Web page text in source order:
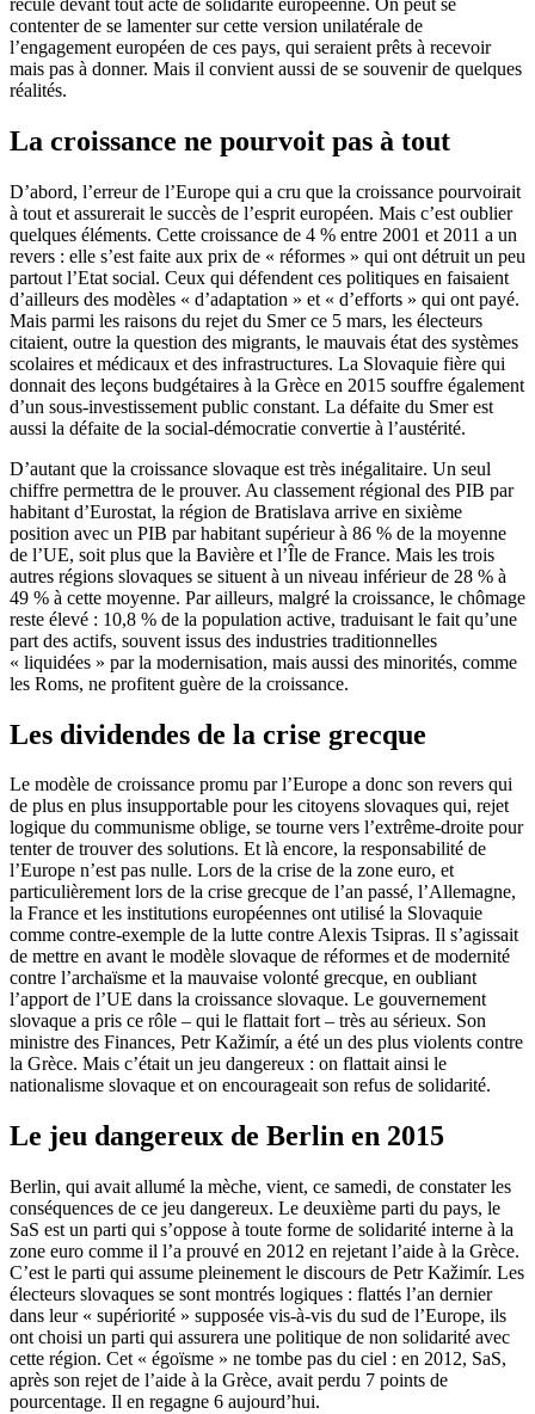
contenter de se lamenter sur cette version unilatérale de
l’engagement européen de ces pays, qui seraient prêts à recevoir
mais pas à donner. Mais il convient aussi de se souvenir de quelques
réalités.
La croissance ne pourvoit pas à tout
D’abord, l’erreur de l’Europe qui a cru que la croissance pourvoirait
à tout et assurerait le succès de l’esprit européen. Mais c’est oublier
quelques éléments. Cette croissance de 4 % entre 2001 et 2011 a un
revers : elle s’est faite aux prix de « réformes » qui ont détruit un peu
partout l’Etat social. Ceux qui défendent ces politiques en faisaient
d’ailleurs des modèles « d’adaptation » et « d’efforts » qui ont payé.
Mais parmi les raisons du rejet du Smer ce 5 mars, les électeurs
citaient, outre la question des migrants, le mauvais état des systèmes
scolaires et médicaux et des infrastructures. La Slovaquie fière qui
donnait des leçons budgétaires à la Grèce en 2015 souffre également
d’un sous-investissement public constant. La défaite du Smer est
aussi la défaite de la social-démocratie convertie à l’austérité.
D’autant que la croissance slovaque est très inégalitaire. Un seul
chiffre permettra de le prouver. Au classement régional des PIB par
habitant d’Eurostat, la région de Bratislava arrive en sixième
position avec un PIB par habitant supérieur à 86 % de la moyenne
de l’UE, soit plus que la Bavière et l’Île de France. Mais les trois
autres régions slovaques se situent à un niveau inférieur de 28 % à
49 % à cette moyenne. Par ailleurs, malgré la croissance, le chômage
reste élevé : 10,8 % de la population active, traduisant le fait qu’une
part des actifs, souvent issus des industries traditionnelles
« liquidées » par la modernisation, mais aussi des minorités, comme
les Roms, ne profitent guère de la croissance.
Les dividendes de la crise grecque
Le modèle de croissance promu par l’Europe a donc son revers qui
de plus en plus insupportable pour les citoyens slovaques qui, rejet
logique du communisme oblige, se tourne vers l’extrême-droite pour
tenter de trouver des solutions. Et là encore, la responsabilité de
l’Europe n’est pas nulle. Lors de la crise de la zone euro, et
particulièrement lors de la crise grecque de l’an passé, l’Allemagne,
la France et les institutions européennes ont utilisé la Slovaquie
comme contre-exemple de la lutte contre Alexis Tsipras. Il s’agissait
de mettre en avant le modèle slovaque de réformes et de modernité
contre l’archaïsme et la mauvaise volonté grecque, en oubliant
l’apport de l’UE dans la croissance slovaque. Le gouvernement
slovaque a pris ce rôle – qui le flattait fort – très au sérieux. Son
ministre des Finances, Petr Kažimír, a été un des plus violents contre
la Grèce. Mais c’était un jeu dangereux : on flattait ainsi le
nationalisme slovaque et on encourageait son refus de solidarité.
Le jeu dangereux de Berlin en 2015
Berlin, qui avait allumé la mèche, vient, ce samedi, de constater les
conséquences de ce jeu dangereux. Le deuxième parti du pays, le
SaS est un parti qui s’oppose à toute forme de solidarité interne à la
zone euro comme il l’a prouvé en 2012 en rejetant l’aide à la Grèce.
C’est le parti qui assume pleinement le discours de Petr Kažimír. Les
électeurs slovaques se sont montrés logiques : flattés l’an dernier
dans leur « supériorité » supposée vis-à-vis du sud de l’Europe, ils
ont choisi un parti qui assurera une politique de non solidarité avec
cette région. Cet « égoïsme » ne tombe pas du ciel : en 2012, SaS,
après son rejet de l’aide à la Grèce, avait perdu 7 points de
pourcentage. Il en regagne 6 aujourd’hui.